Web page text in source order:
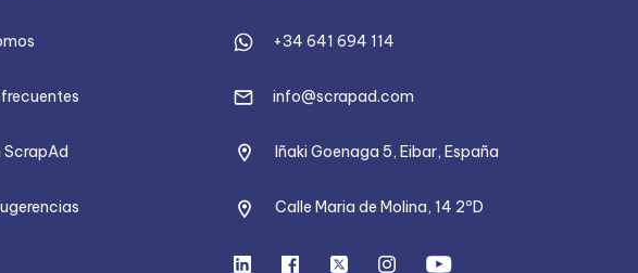
ScrapAd
+34 641 694 114
info@scrapad.com
Iñaki Goenaga 5, Eibar, España
Calle Maria de Molina, 14 2ºD